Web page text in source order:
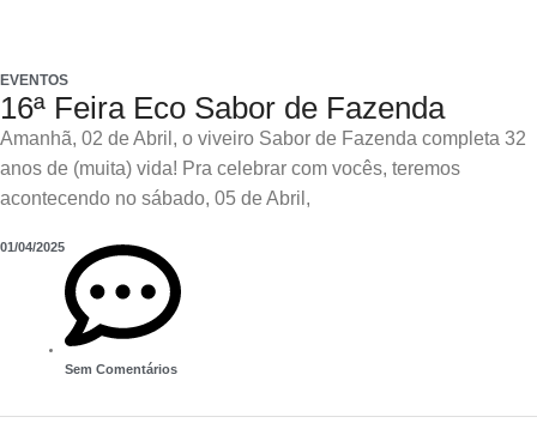
EVENTOS
16ª Feira Eco Sabor de Fazenda
Amanhã, 02 de Abril, o viveiro Sabor de Fazenda completa 32
anos de (muita) vida! Pra celebrar com vocês, teremos
acontecendo no sábado, 05 de Abril,
01/04/2025
Sem Comentários